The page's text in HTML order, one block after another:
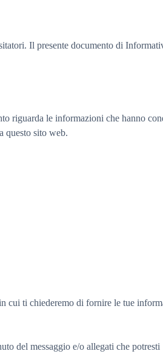
Il presente documento di
riguarda le informazioni che hanno
questo sito web.
cui ti chiederemo di fornire le tue
del messaggio e/o allegati che potresti